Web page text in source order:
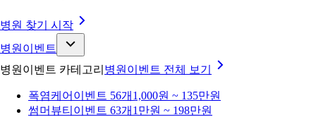
병원 찾기 시작
병원이벤트
병원이벤트 카테고리 병원이벤트 전체 보기
폭염케어 이벤트 56개 1,000원 ~ 135만원
썸머뷰티 이벤트 63개 1만원 ~ 198만원